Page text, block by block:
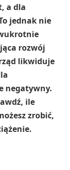
a dla
jednak nie
rozwój
likwiduje
negatywny.
ile
zrobić,